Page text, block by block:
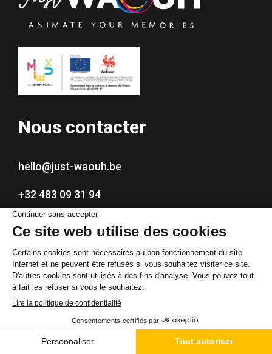
Nous contacter
hello@just-waouh.be
+32 483 09 31 94
Rue du Marché Couvert 18A, 5590 Ciney
Nos services
Location matériel